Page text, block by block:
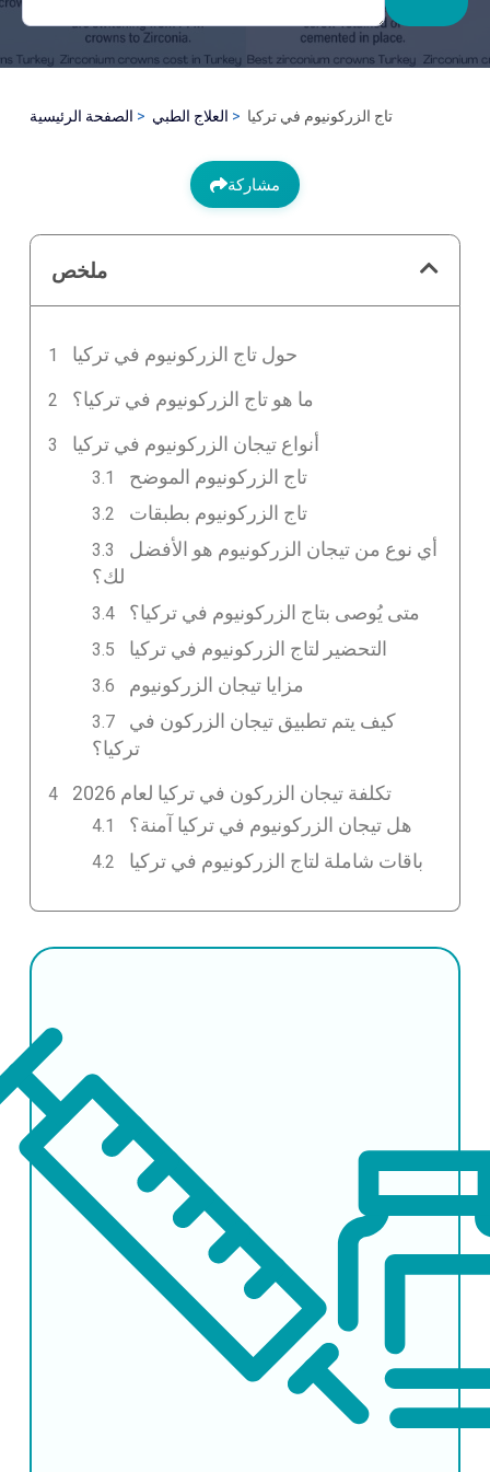
الصفحة الرئيسية العلاج الطبي تاج الزركونيوم في تركيا
مشاركة
ملخص
حول تاج الزركونيوم في تركيا
ما هو تاج الزركونيوم في تركيا؟
أنواع تيجان الزركونيوم في تركيا
تاج الزركونيوم الموضح
تاج الزركونيوم بطبقات
أي نوع من تيجان الزركونيوم هو الأفضل
لك؟
متى يُوصى بتاج الزركونيوم في تركيا؟
التحضير لتاج الزركونيوم في تركيا
مزايا تيجان الزركونيوم
كيف يتم تطبيق تيجان الزركون في
تركيا؟
تكلفة تيجان الزركون في تركيا لعام 2026
هل تيجان الزركونيوم في تركيا آمنة؟
باقات شاملة لتاج الزركونيوم في تركيا